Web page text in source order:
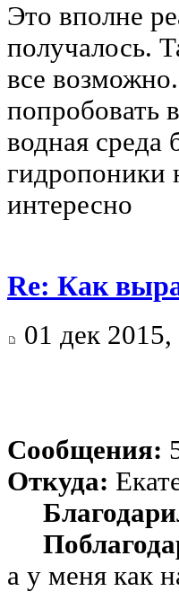
Это вполне
получалось.
все
попробовать
водная среда
гидропоники
интересно
Re: Как
01 дек 2015,
Сообщения:
Откуда:
а у меня как